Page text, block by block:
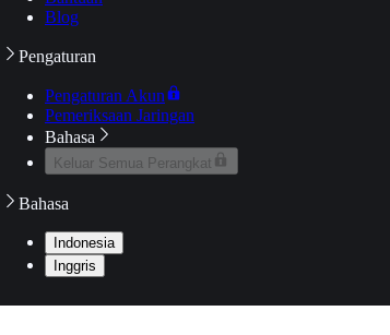
Blog
Pengaturan
Pengaturan Akun
Pemeriksaan Jaringan
Bahasa
Keluar Semua Perangkat
Bahasa
Indonesia
Inggris